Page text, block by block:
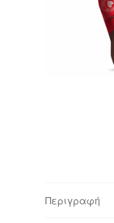
Περιγραφή